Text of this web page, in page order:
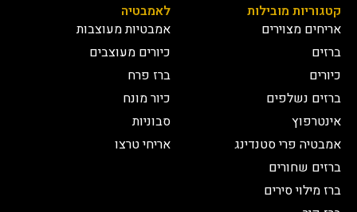
קטגוריות מובילות
אריחים מצוירים
ברזים
כיורים
ברזים נשלפים
אינטרפוץ
אמבטיה פרי סטנדינג
ברזים שחורים
ברז מילוי סירים
לאמבטיה
אמבטיות מעוצבות
כיורים מעוצבים
ברז פרח
כיור מונח
סבוניות
אריחי טרצו